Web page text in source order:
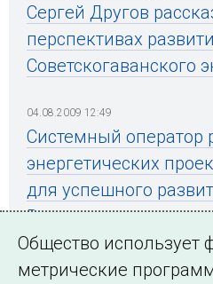
Сергей Другов
перспективах
Советскогаванского
04.08.2009 12:49
Системный оператор
энергетических
для успешного
Востока
Общество использует
метрические